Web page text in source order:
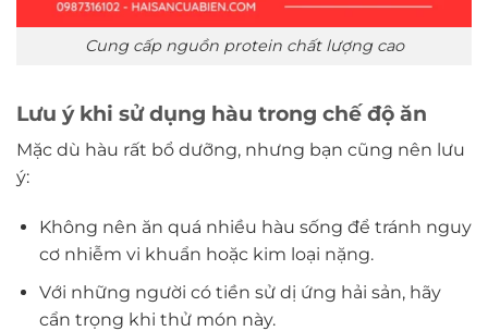
Cung cấp nguồn protein chất lượng cao
Lưu ý khi sử dụng hàu trong chế độ ăn
Mặc dù hàu rất bổ dưỡng, nhưng bạn cũng nên lưu
ý:
Không nên ăn quá nhiều hàu sống để tránh nguy
cơ nhiễm vi khuẩn hoặc kim loại nặng.
Với những người có tiền sử dị ứng hải sản, hãy
cẩn trọng khi thử món này.